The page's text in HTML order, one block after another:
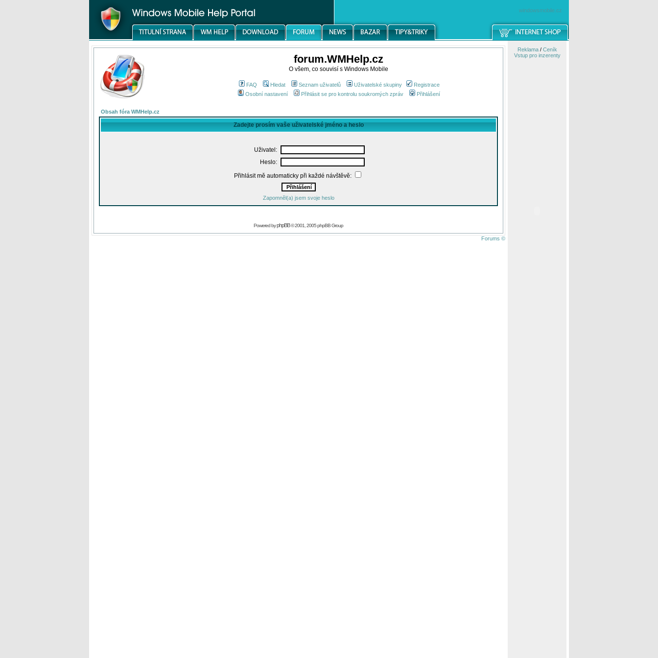
windowsmobile.cz
forum.WMHelp.cz
O všem, co souvisí s Windows Mobile
FAQ Hledat Seznam uživatelů Uživatelské skupiny
Registrace
Osobní nastavení
Přihlásit se pro kontrolu soukromých zpráv Přihlášení
Obsah fóra WMHelp.cz
Zadejte prosím vaše uživatelské jméno a heslo
Uživatel:
Heslo:
Přihlásit mě automaticky při každé návštěvě:
Zapomněl(a) jsem svoje heslo
Powered byphpBB© 2001, 2005 phpBB Group
Forums ©
Reklama/ Ceník
Vstup pro inzerenty